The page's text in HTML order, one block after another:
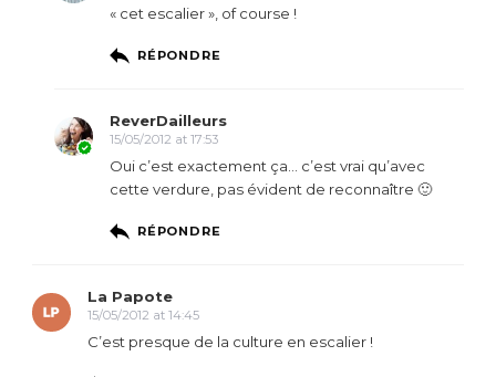
« cet escalier », of course !
RÉPONDRE
ReverDailleurs
15/05/2012 at 17:53
Oui c’est exactement ça… c’est vrai qu’avec
cette verdure, pas évident de reconnaître 🙂
RÉPONDRE
La Papote
15/05/2012 at 14:45
C’est presque de la culture en escalier !